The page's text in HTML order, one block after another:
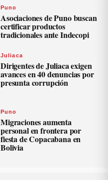
Puno
Asociaciones de Puno buscan
certificar productos
tradicionales ante Indecopi
Juliaca
Dirigentes de Juliaca exigen
avances en 40 denuncias por
presunta corrupción
Puno
Migraciones aumenta
personal en frontera por
fiesta de Copacabana en
Bolivia